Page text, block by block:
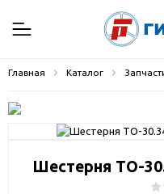
Главная Каталог
Шестерня ТО-